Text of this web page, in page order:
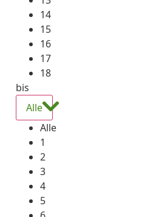
14
15
16
17
18
bis
Alle
Alle
1
2
3
4
5